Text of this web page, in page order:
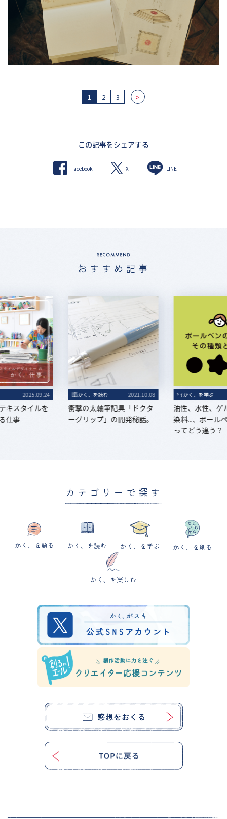
1 2 3 >
この記事をシェアする
Facebook X LINE
おすすめ記事
2025.09.24
キスタイルを
仕事
かく、を読む 2021.10.08
衝撃の太軸筆記具「ドクタ
ーグリップ」の開発秘話。
かく、を学ぶ
油性、水性、ゲ
染料...、ボール
ってどう違う？
カテゴリーで探す
かく、を語る かく、を読む かく、を学ぶ かく、を創る
かく、を楽しむ